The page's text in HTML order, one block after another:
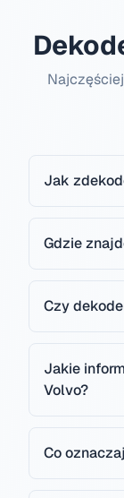
Jak
Gdzie
Czy
Jakie
Volvo?
Co